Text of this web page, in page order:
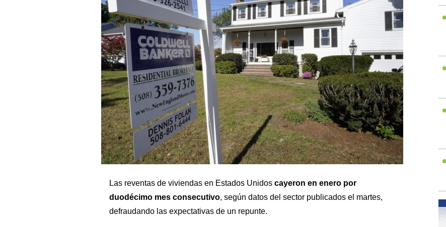
Las reventas de viviendas en Estados Unidos cayeron en enero por
duodécimo mes consecutivo, según datos del sector publicados el martes,
defraudando las expectativas de un repunte.